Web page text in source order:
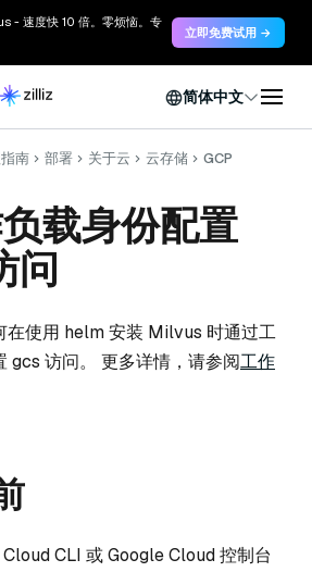
- 速度快 10 倍。零烦恼。专
立即免费试用 →
简体中文
南 部署 关于云 云存储 GCP
载身份配置
问
在使用 helm 安装 Milvus 时通过工
gcs 访问。 更多详情，请参阅工作
CLI 或 Google Cloud 控制台